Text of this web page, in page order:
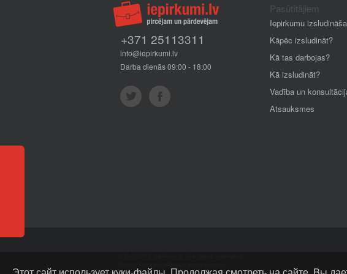
+371 25113311
info@iepirkumi.lv
Darba dienās 09:00 - 18:00
Pasūtītājiem
Iepirkumu
Kāpēc izsludināt?
Kā tas darbojas?
Kā izsludināt?
Vadība un
Atsauksmes